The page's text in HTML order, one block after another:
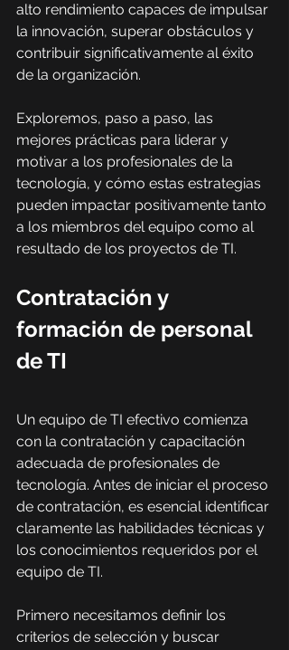
alto rendimiento capaces de impulsar
la innovación, superar obstáculos y
contribuir significativamente al éxito
de la organización.
Exploremos, paso a paso, las
mejores prácticas para liderar y
motivar a los profesionales de la
tecnología, y cómo estas estrategias
pueden impactar positivamente tanto
a los miembros del equipo como al
resultado de los proyectos de TI.
Contratación y
formación de personal
de TI
Un equipo de TI efectivo comienza
con la contratación y capacitación
adecuada de profesionales de
tecnología. Antes de iniciar el proceso
de contratación, es esencial identificar
claramente las habilidades técnicas y
los conocimientos requeridos por el
equipo de TI.
Primero necesitamos definir los
criterios de selección y buscar